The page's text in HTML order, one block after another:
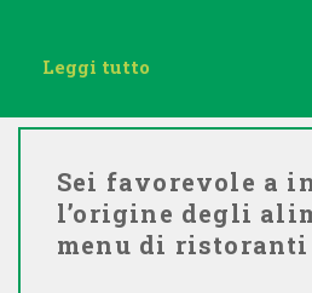
Leggi tutto
Sei favorevole a
l’origine degli
menu di ristoranti